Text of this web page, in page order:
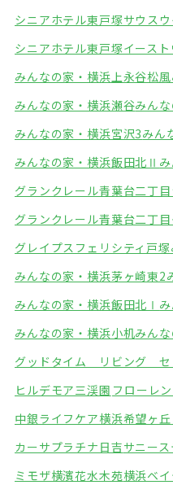
シニアホテル東戸塚サウス
シニアホテル東戸塚イース
みんなの家・横浜上永谷松風
みんなの家・横浜瀬谷みん
みんなの家・横浜宮沢3みん
みんなの家・横浜飯田北Ⅱ
グランクレール青葉台二丁
グランクレール青葉台二丁
グレイプスフェリシティ戸塚
みんなの家・横浜茅ヶ崎東2
みんなの家・横浜飯田北Ⅰ
みんなの家・横浜小机みん
グッドタイム リビング セ
ヒルデモア三渓園 フローレ
中銀ライフケア横浜希望ヶ丘
カーサプラチナ日吉サニー
ミモザ横濱花水木苑横浜ベ